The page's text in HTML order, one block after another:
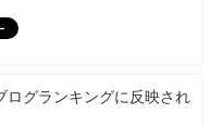
ログランキングに反映され